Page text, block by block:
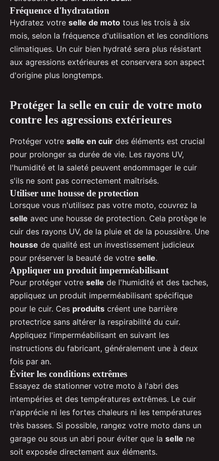
Fréquence d'hydratation
Hydratez votre selle de moto tous les trois à six
mois, selon la fréquence d'utilisation et les conditions
climatiques. Un cuir bien hydraté sera plus résistant
aux agressions extérieures et conservera son aspect
d'origine plus longtemps.
Protéger la selle en cuir de votre moto
contre les agressions extérieures
Protéger votre selle en cuir des éléments est crucial
pour prolonger sa durée de vie. Les rayons UV,
l'humidité et la saleté peuvent endommager le cuir
s'ils ne sont pas correctement maîtrisés.
Utiliser une housse de protection
Lorsque vous n'utilisez pas votre moto, couvrez la
selle avec une housse de protection. Cela protège le
cuir des rayons UV, de la pluie et de la poussière. Une
housse de qualité est un investissement judicieux
pour préserver la beauté de votre selle.
Appliquer un produit imperméabilisant
Pour protéger votre selle de l'humidité et des taches,
appliquez un produit imperméabilisant spécifique
pour le cuir. Ces produits créent une barrière
protectrice sans altérer la respirabilité du cuir.
Appliquez l'imperméabilisant en suivant les
instructions du fabricant, généralement une à deux
fois par an.
Éviter les conditions extrêmes
Essayez de stationner votre moto à l'abri des
intempéries et des températures extrêmes. Le cuir
n'apprécie ni les fortes chaleurs ni les températures
très basses. Si possible, rangez votre moto dans un
garage ou sous un abri pour éviter que la selle ne
soit exposée directement aux éléments.